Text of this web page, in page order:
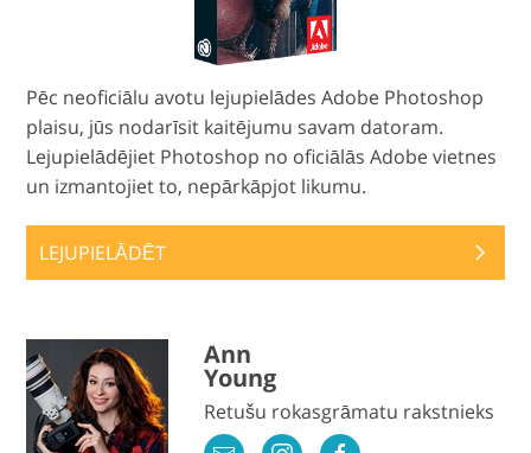
Pēc neoficiālu avotu lejupielādes Adobe Photoshop
plaisu, jūs nodarīsit kaitējumu savam datoram.
Lejupielādējiet Photoshop no oficiālās Adobe vietnes
un izmantojiet to, nepārkāpjot likumu.
LEJUPIELĀDĒT
Ann
Young
Retušu rokasgrāmatu rakstnieks